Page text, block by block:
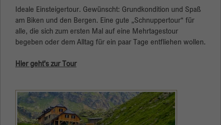
Ideale Einsteigertour. Gewünscht: Grundkondition und Spaß
am Biken und den Bergen. Eine gute „Schnuppertour“ für
alle, die sich zum ersten Mal auf eine Mehrtagestour
begeben oder dem Alltag für ein paar Tage entfliehen wollen.
Hier geht's zur Tour